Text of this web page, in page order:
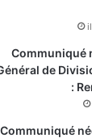
Communiqué
de
:
Communiqué